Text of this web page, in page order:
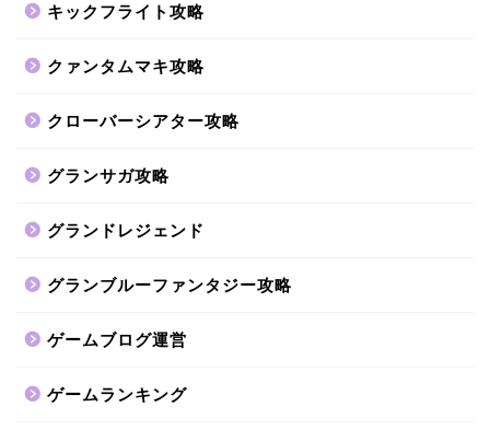
キックフライト攻略
クァンタムマキ攻略
クローバーシアター攻略
グランサガ攻略
グランドレジェンド
グランブルーファンタジー攻略
ゲームブログ運営
ゲームランキング